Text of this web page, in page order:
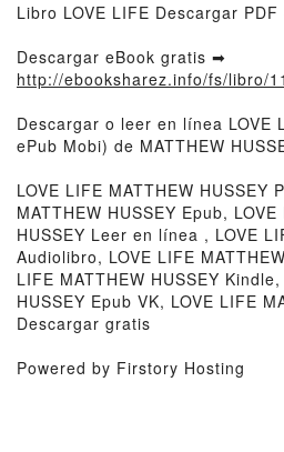
Libro LOVE LIFE Descargar PDF
Descargar eBook gratis ➡
http://ebooksharez.info/fs/libro/
Descargar o leer en línea LOVE
ePub Mobi) de MATTHEW
LOVE LIFE MATTHEW HUSSEY
MATTHEW HUSSEY Epub,
HUSSEY Leer en línea , LOVE
Audiolibro, LOVE LIFE
LIFE MATTHEW HUSSEY
HUSSEY Epub VK, LOVE LIFE
Descargar gratis
Powered by Firstory Hosting